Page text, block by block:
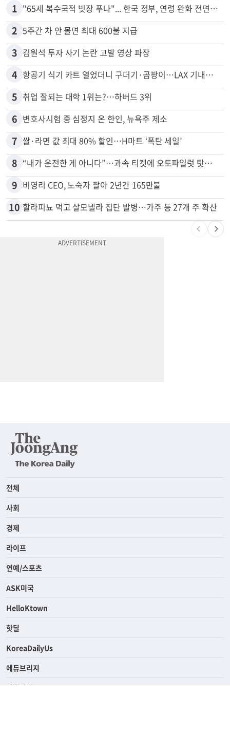
1 "65세 복수국적 빗장 푸나"... 한국 정부, 연령 완화 전면 추진
2 5주간 차 안 몰면 최대 600불 지급
3 김원석 투자 사기 논란 고발 영상 파장
4 항공기 식기 카트 열었더니 구더기·곰팡이…LAX 기내식 업체 논란
5 취업 잘되는 대학 1위는?…하버드 3위
6 변호사시험 중 심정지 온 한인, 뉴욕주 제소
7 쌀·라면 값 최대 80% 할인…H마트 ‘폭탄 세일’
8 “내가 운전한 게 아니다”…과속 티켓에 오토파일럿 탓한 운전자
9 비영리 CEO, 노숙자 팔아 2년간 165만불
10 할라피뇨 먹고 살모넬라 집단 발병…가주 등 27개 주 확산
전체
사회
경제
라이프
연예/스포츠
ASK미국
HelloKtown
핫딜
KoreaDailyUs
에듀브리지
생활영어